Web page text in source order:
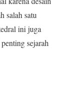
salah satu
ini juga
sejarah